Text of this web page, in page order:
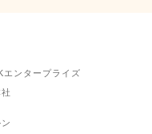
エンタープライズ
ン